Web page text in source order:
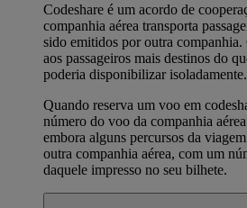
Codeshare é um acordo de
companhia aérea transporta
sido emitidos por outra
aos passageiros mais destinos do
poderia disponibilizar isoladamente.
Quando reserva um voo em
número do voo da companhia
embora alguns percursos da
outra companhia aérea, com um
daquele impresso no seu bilhete.